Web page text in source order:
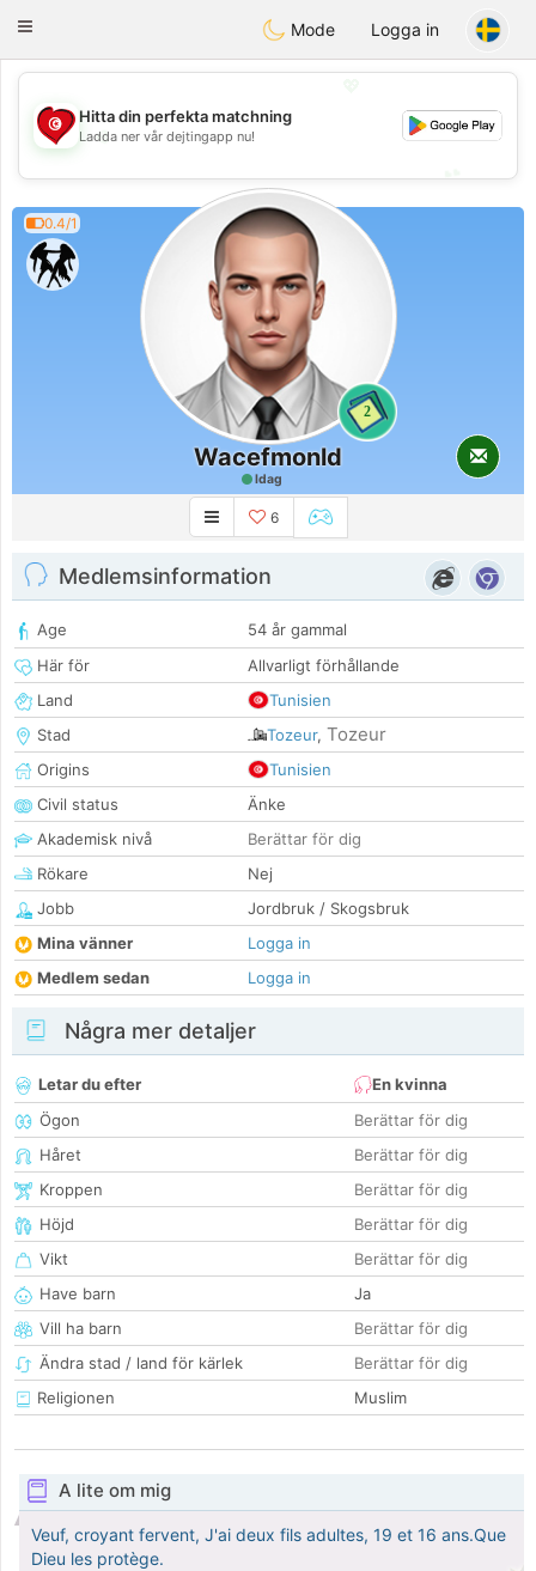
Tunisia Dating
Toggle
Mode Logga in
💖
💕
Hitta din perfekta matchning
Ladda ner vår dejtingapp nu!
0.4/1
2
Wacefmonld
Idag
6
Medlemsinformation
Age
54 år gammal
Här för
Allvarligt förhållande
Land
Tunisien
Stad
Tozeur, Tozeur
Origins
Tunisien
Civil status
Änke
Akademisk nivå
Berättar för dig
Rökare
Nej
Jobb
Jordbruk / Skogsbruk
Mina vänner
Logga in
Medlem sedan
Logga in
Några mer detaljer
Letar du efter
En kvinna
Ögon
Berättar för dig
Håret
Berättar för dig
Kroppen
Berättar för dig
Höjd
Berättar för dig
Vikt
Berättar för dig
Have barn
Ja
Vill ha barn
Berättar för dig
Ändra stad / land för kärlek
Berättar för dig
Religionen
Muslim
A lite om mig
Veuf, croyant fervent, J'ai deux fils adultes, 19 et 16 ans.Que
Dieu les protège.